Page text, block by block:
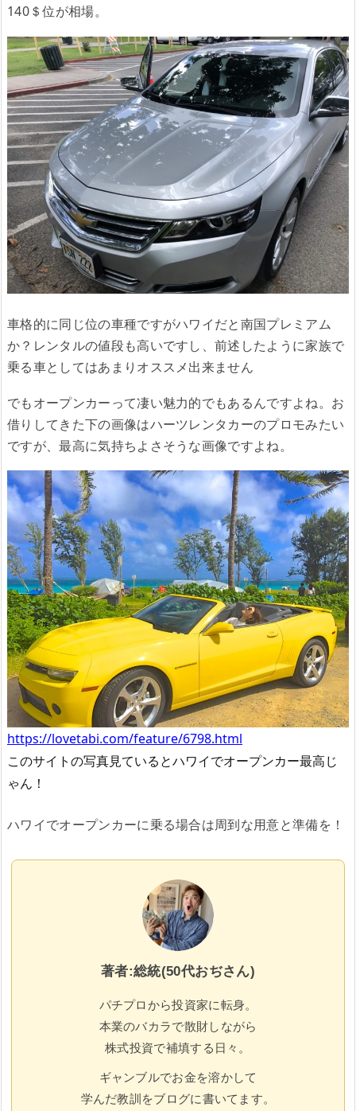
140＄位が相場。
車格的に同じ位の車種ですがハワイだと南国プレミアム
か？レンタルの値段も高いですし、前述したように家族で
乗る車としてはあまりオススメ出来ません
でもオープンカーって凄い魅力的でもあるんですよね。お
借りしてきた下の画像はハーツレンタカーのプロモみたい
ですが、最高に気持ちよさそうな画像ですよね。
https://lovetabi.com/feature/6798.html
このサイトの写真見ているとハワイでオープンカー最高じ
ゃん！
ハワイでオープンカーに乗る場合は周到な用意と準備を！
著者:総統(50代おぢさん)
パチプロから投資家に転身。
本業のバカラで散財しながら
株式投資で補填する日々。
ギャンブルでお金を溶かして
学んだ教訓をブログに書いてます。